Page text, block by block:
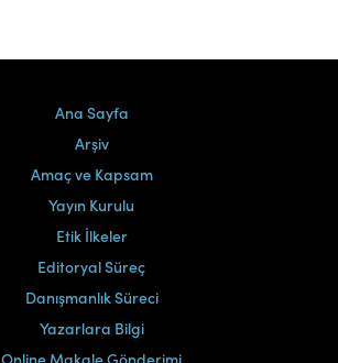
Ana Sayfa
Arşiv
Amaç ve Kapsam
Yayın Kurulu
Etik İlkeler
Editoryal Süreç
Danışmanlık Süreci
Yazarlara Bilgi